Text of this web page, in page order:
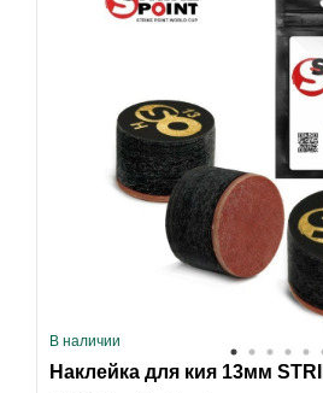
В наличии
Наклейка для кия 13мм